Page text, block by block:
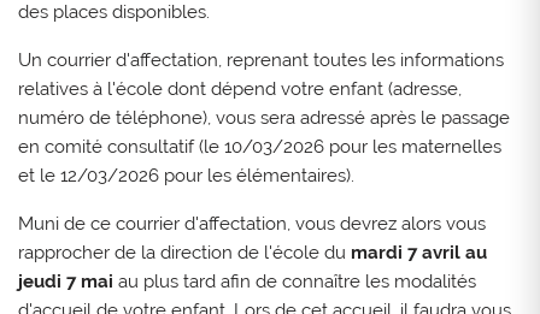
des places disponibles.
Un courrier d'affectation, reprenant toutes les informations
relatives à l'école dont dépend votre enfant (adresse,
numéro de téléphone), vous sera adressé après le passage
en comité consultatif (le 10/03/2026 pour les maternelles
et le 12/03/2026 pour les élémentaires).
Muni de ce courrier d'affectation, vous devrez alors vous
rapprocher de la direction de l'école du mardi 7 avril au
jeudi 7 mai au plus tard afin de connaître les modalités